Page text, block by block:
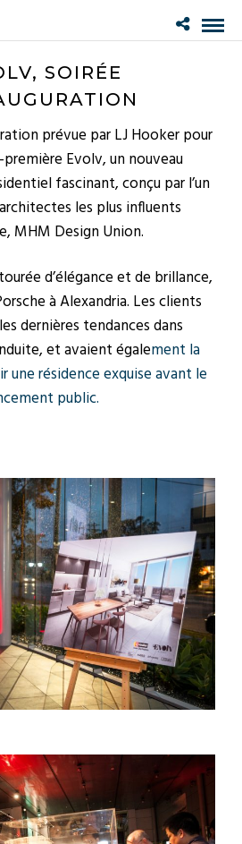
SOIRÉE
prévue par LJ Hooker pour
Evolv, un nouveau
fascinant, conçu par l’un
les plus influents
MHM Design Union.
d’élégance et de brillance,
à Alexandria. Les clients
dernières tendances dans
et avaient également la
une résidence exquise avant le
public.